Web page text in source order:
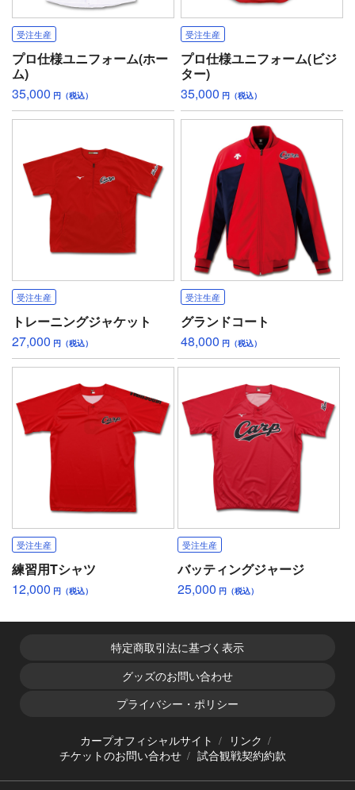
受注生産
プロ仕様ユニフォーム(ホー
ム)
35,000 円（税込）
受注生産
プロ仕様ユニフォーム(ビジ
ター)
35,000 円（税込）
受注生産
トレーニングジャケット
27,000 円（税込）
受注生産
グランドコート
48,000 円（税込）
受注生産
練習用Tシャツ
12,000 円（税込）
受注生産
バッティングジャージ
25,000 円（税込）
特定商取引法に基づく表示
グッズのお問い合わせ
プライバシー・ポリシー
カープオフィシャルサイト
リンク
チケットのお問い合わせ
試合観戦契約約款